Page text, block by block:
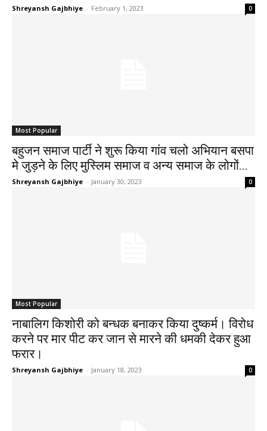
Shreyansh Gajbhiye - February 1, 2023 0
Most Popular
बहुजन समाज पार्टी ने शुरू किया गांव चलो अभियान बसपा
मे जुड़ने के लिए मुस्लिम समाज व अन्य समाज के लोगों...
Shreyansh Gajbhiye - January 30, 2023 0
Most Popular
नाबालिग किशोरी को बन्धक बनाकर किया दुष्कर्म। विरोध
करने पर मार पीट कर जान से मारने की धमकी देकर हुआ
फरार।
Shreyansh Gajbhiye - January 18, 2023 0